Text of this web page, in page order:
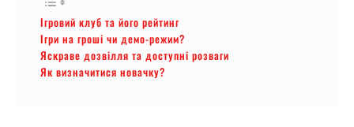
Ігровий клуб та його рейтинг
Ігри на гроші чи демо-режим?
Яскраве дозвілля та доступні розваги
Як визначитися новачку?